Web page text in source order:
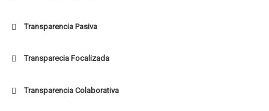
Transparencia Pasiva
Transparecia Focalizada
Transparencia Colaborativa